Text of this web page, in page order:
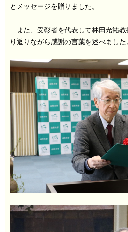
とメッセージを贈りました。
また、受彰者を代表して林田光祐教
り返りながら感謝の言葉を述べました